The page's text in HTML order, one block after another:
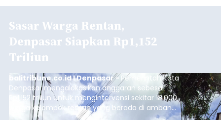
Sasar Warga Rentan,
Denpasar Siapkan Rp1,152
Triliun
balitribune.co.id I Denpasar - Pemerintah Kota
Denpasar mengalokasikan anggaran sebesar
Rp1,152 triliun untuk mengintervensi sekitar 18.000
warga kelompok rentan yang berada di ambang
garis kemiskinan. Langkah strategis ini diambil